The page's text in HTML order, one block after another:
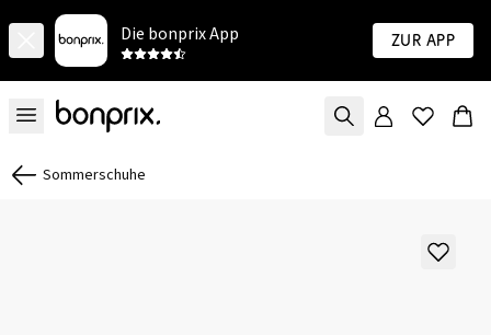
Die bonprix App Zur App
Sommerschuhe